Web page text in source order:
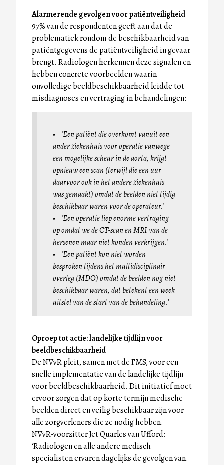
Alarmerende gevolgen voor patiëntveiligheid
97% van de respondenten geeft aan dat de
problematiek rondom de beschikbaarheid van
patiëntgegevens de patiëntveiligheid in gevaar
brengt. Radiologen herkennen deze signalen en
hebben concrete voorbeelden waarin
onvolledige beeldbeschikbaarheid leidde tot
misdiagnoses en vertraging in behandelingen:
• ‘Een patiënt die overkomt vanuit een
ander ziekenhuis voor operatie vanwege
een mogelijke scheur in de aorta, krijgt
opnieuw een scan (terwijl die een uur
daarvoor ook in het andere ziekenhuis
was gemaakt) omdat de beelden niet tijdig
beschikbaar waren voor de operateur.’
• ‘Een operatie liep enorme vertraging
op omdat we de CT-scan en MRI van de
hersenen maar niet konden verkrijgen.’
• ‘Een patiënt kon niet worden
besproken tijdens het multidisciplinair
overleg (MDO) omdat de beelden nog niet
beschikbaar waren, dat betekent een week
uitstel van de start van de behandeling.’
Oproep tot actie: landelijke tijdlijn voor
beeldbeschikbaarheid
De NVvR pleit, samen met de FMS, voor een
snelle implementatie van de landelijke tijdlijn
voor beeldbeschikbaarheid. Dit initiatief moet
ervoor zorgen dat op korte termijn medische
beelden direct en veilig beschikbaar zijn voor
alle zorgverleners die ze nodig hebben.
NVvR-voorzitter Jet Quarles van Ufford:
‘Radiologen en alle andere medisch
specialisten ervaren dagelijks de gevolgen van.